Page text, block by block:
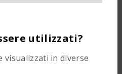
utilizzati?
visualizzati in diverse